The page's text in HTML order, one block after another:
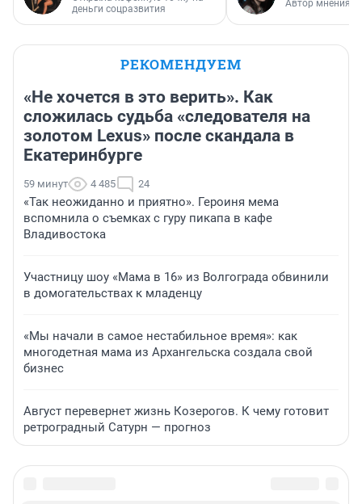
деньги соцразвития
Автор мнения
РЕКОМЕНДУЕМ
«Не хочется в это верить». Как
сложилась судьба «следователя на
золотом Lexus» после скандала в
Екатеринбурге
59 минут 4 485 24
«Так неожиданно и приятно». Героиня мема
вспомнила о съемках с гуру пикапа в кафе
Владивостока
Участницу шоу «Мама в 16» из Волгограда обвинили
в домогательствах к младенцу
«Мы начали в самое нестабильное время»: как
многодетная мама из Архангельска создала свой
бизнес
Август перевернет жизнь Козерогов. К чему готовит
ретроградный Сатурн — прогноз